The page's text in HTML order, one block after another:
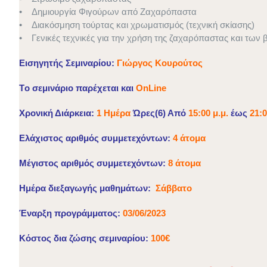
• Δημιουργία Φιγούρων από Ζαχαρόπαστα
• Διακόσμηση τούρτας και χρωματισμός (τεχνική σκίασης)
• Γενικές τεχνικές για την χρήση της ζαχαρόπαστας και
Εισηγητής Σεμιναρίου: Γιώργος Κουρούτος
Τo σεμινάριο παρέχεται και ΟnLine
Χρονική Διάρκεια: 1 ΗμέραΏρες(6) Από 15:00 μ.μ. έως
Ελάχιστος αριθμός συμμετεχόντων: 4 άτομα
Μέγιστος αριθμός συμμετεχόντων: 8 άτομα
Ημέρα διεξαγωγής μαθημάτων: Σάββατο
Έναρξη προγράμματος: 03/06/2023
Kόστος δια ζώσης σεμιναρίου: 100€